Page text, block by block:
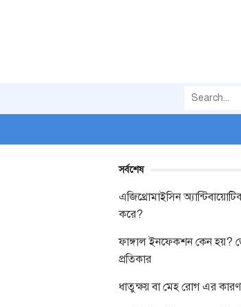
সর্বশেষ
এজিথ্রোমাইসিন
করে?
ফাঙ্গাল ইনফেকশন কেন হয়?
প্রতিকার
ধাতুক্ষয় বা মেহ রোগ এর